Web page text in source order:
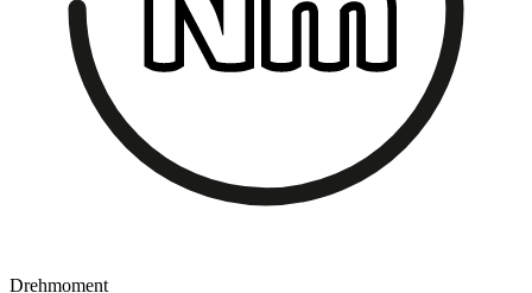
Drehmoment